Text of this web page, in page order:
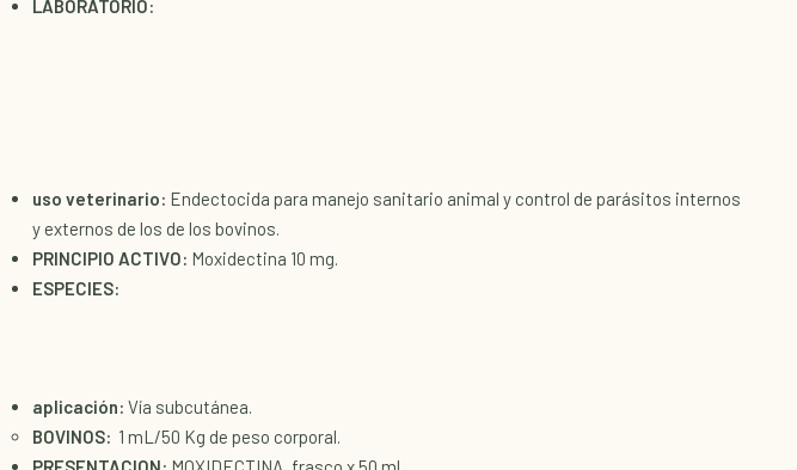
LABORATORIO:
uso veterinario: Endectocida para manejo sanitario animal y control de parásitos internos
y externos de los de los bovinos.
PRINCIPIO ACTIVO: Moxidectina 10 mg.
ESPECIES:
aplicación: Vía subcutánea.
BOVINOS: 1 mL/50 Kg de peso corporal.